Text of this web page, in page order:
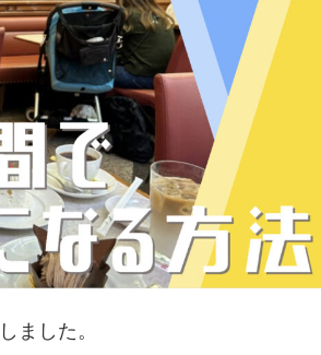
しました。